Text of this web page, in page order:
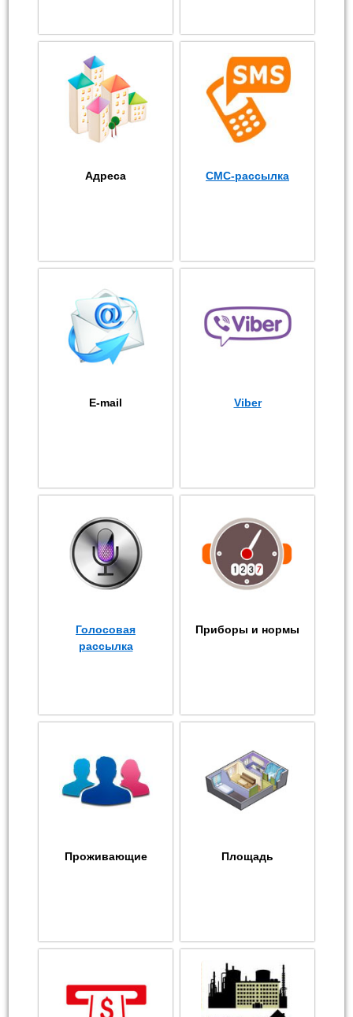
Адреса СМС-рассылка
E-mail Viber
Голосовая
рассылка
Приборы и нормы
Проживающие Площадь